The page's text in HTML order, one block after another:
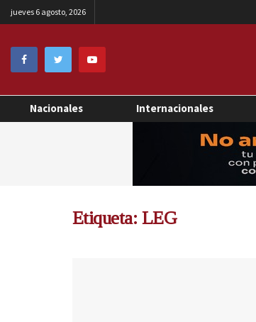
jueves 6 agosto, 2026
Nacionales Internacionales
Etiqueta: LEG